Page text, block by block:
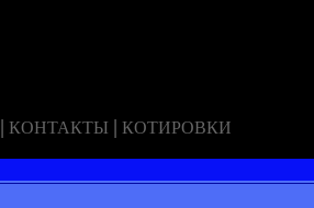
| КОНТАКТЫ | КОТИРОВКИ